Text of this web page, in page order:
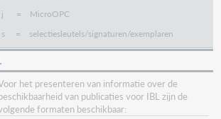
j = MicroOPC
s = selectiesleutels/signaturen/exemplaren
het presenteren van informatie over de
van publicaties voor IBL zijn de
formaten beschikbaar: